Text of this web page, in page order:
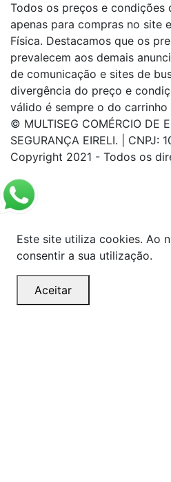
Todos os preços e condições
apenas para compras no site
Física. Destacamos que os
prevalecem aos demais
de comunicação e sites de
divergência do preço e
válido é sempre o do carrinho
© MULTISEG COMÉRCIO DE
SEGURANÇA EIRELI. |
Copyright 2021 - Todos os
Este site utiliza cookies. Ao
consentir a sua utilização.
Aceitar